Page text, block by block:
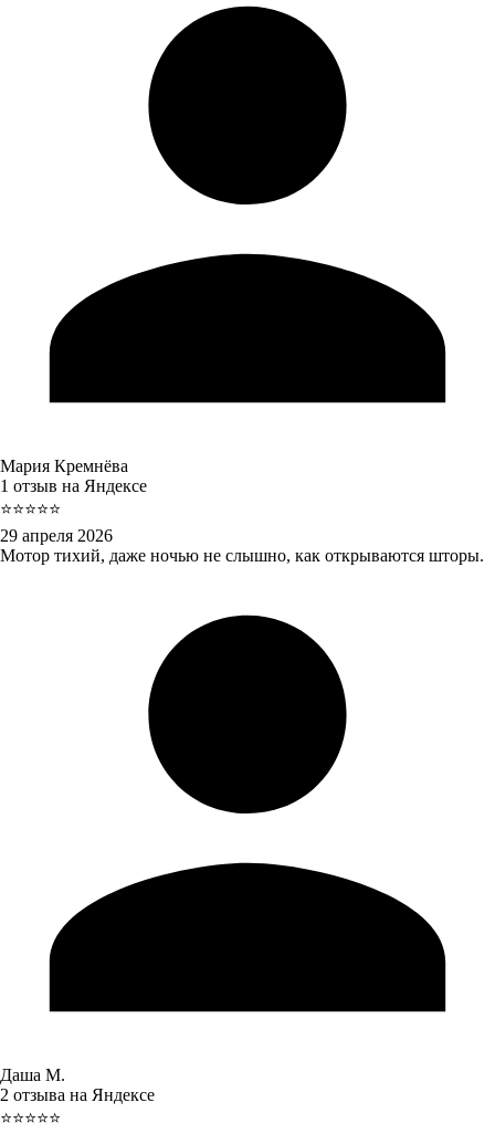
Мария Кремнёва
1 отзыв на Яндексе
⭐⭐⭐⭐⭐
29 апреля 2026
Мотор тихий, даже ночью не слышно, как открываются шторы.
Даша М.
2 отзыва на Яндексе
⭐⭐⭐⭐⭐